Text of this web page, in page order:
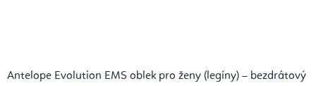
Antelope Evolution EMS oblek pro ženy (legíny) – bezdrátový